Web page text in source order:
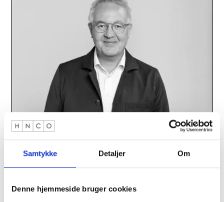
Samtykke Detaljer Om
Denne hjemmeside bruger cookies
Torben Storgaard
Founder & Partner, konsulent
torben.storgaard@hnco.dk